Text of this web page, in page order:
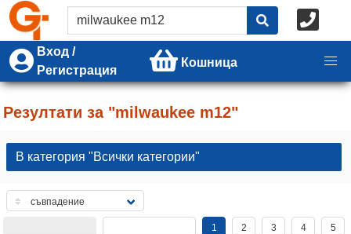
Вход /
Регистрация
Кошница
Резултати за "milwaukee m12"
В категория "Всички категории"
1 2 3 4 5